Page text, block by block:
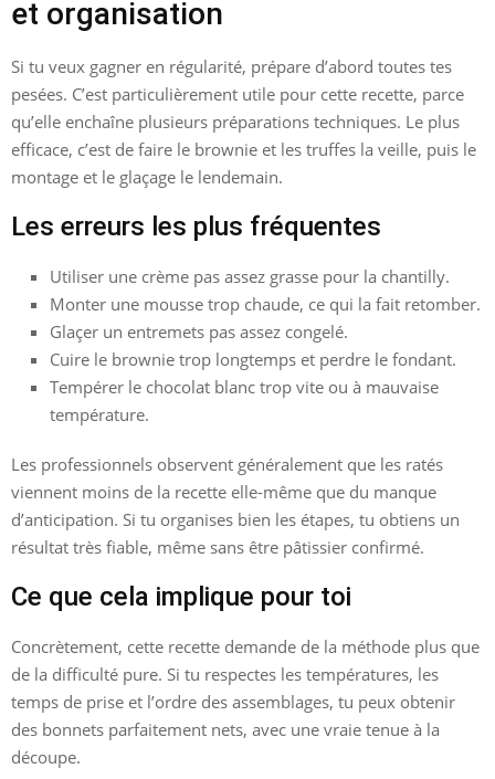
et organisation
Si tu veux gagner en régularité, prépare d’abord toutes tes
pesées. C’est particulièrement utile pour cette recette, parce
qu’elle enchaîne plusieurs préparations techniques. Le plus
efficace, c’est de faire le brownie et les truffes la veille, puis le
montage et le glaçage le lendemain.
Les erreurs les plus fréquentes
Utiliser une crème pas assez grasse pour la chantilly.
Monter une mousse trop chaude, ce qui la fait retomber.
Glaçer un entremets pas assez congelé.
Cuire le brownie trop longtemps et perdre le fondant.
Tempérer le chocolat blanc trop vite ou à mauvaise
température.
Les professionnels observent généralement que les ratés
viennent moins de la recette elle-même que du manque
d’anticipation. Si tu organises bien les étapes, tu obtiens un
résultat très fiable, même sans être pâtissier confirmé.
Ce que cela implique pour toi
Concrètement, cette recette demande de la méthode plus que
de la difficulté pure. Si tu respectes les températures, les
temps de prise et l’ordre des assemblages, tu peux obtenir
des bonnets parfaitement nets, avec une vraie tenue à la
découpe.